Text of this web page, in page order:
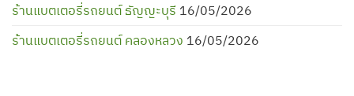
ร้านแบตเตอรี่รถยนต์ ธัญญะบุรี 16/05/2026
ร้านแบตเตอรี่รถยนต์ คลองหลวง 16/05/2026